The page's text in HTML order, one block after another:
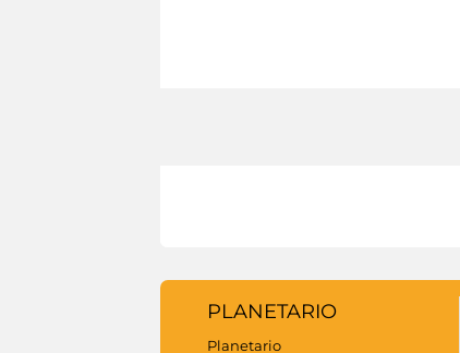
PLANETARIO
Planetario